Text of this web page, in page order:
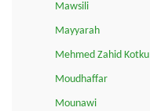
Mawsili
Mayyarah
Mehmed Zahid Kotku
Moudhaffar
Mounawi